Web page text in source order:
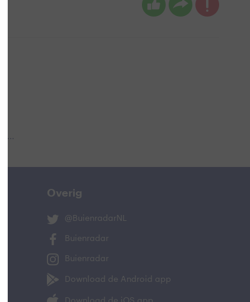
Overig
@BuienradarNL
Buienradar
Buienradar
Download de Android app